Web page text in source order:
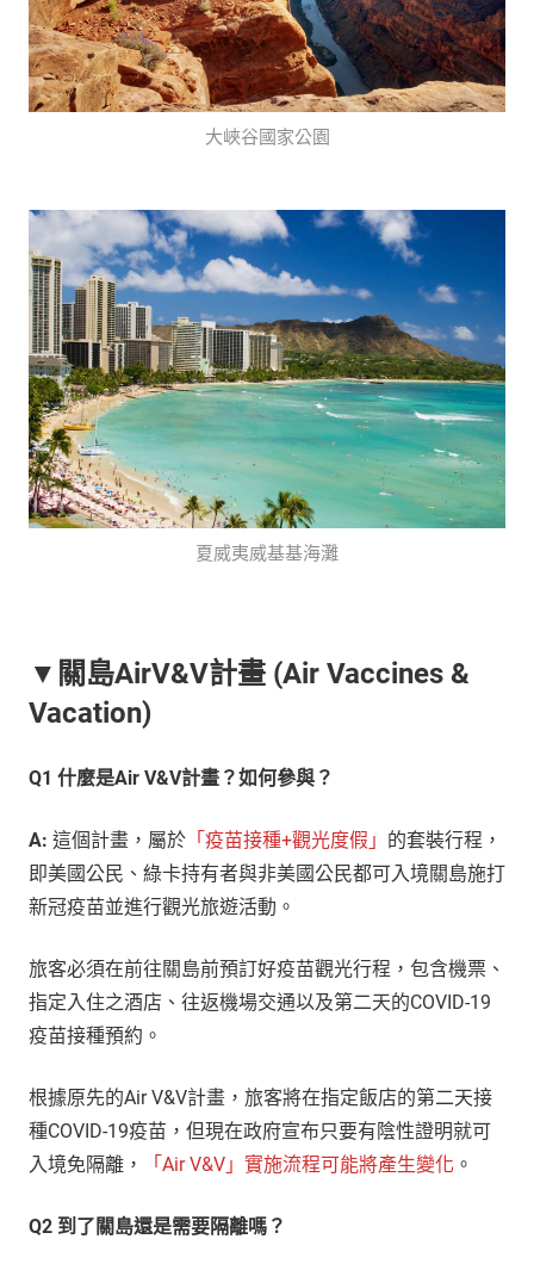
大峽谷國家公園
夏威夷威基基海灘
▼關島AirV&V計畫 (Air Vaccines &
Vacation)
Q1 什麼是Air V&V計畫？如何參與？
A: 這個計畫，屬於 「疫苗接種+觀光度假」 的套裝行程，
即美國公民、綠卡持有者與非美國公民都可入境關島施打
新冠疫苗並進行觀光旅遊活動。
旅客必須在前往關島前預訂好疫苗觀光行程，包含機票、
指定入住之酒店、往返機場交通以及第二天的COVID-19
疫苗接種預約。
根據原先的Air V&V計畫，旅客將在指定飯店的第二天接
種COVID-19疫苗，但現在政府宣布只要有陰性證明就可
入境免隔離，
「Air V&V」實施流程可能將產生變化 。
Q2 到了關島還是需要隔離嗎？